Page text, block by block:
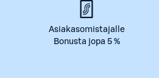
Asiakasomistajalle
Bonusta jopa 5 %